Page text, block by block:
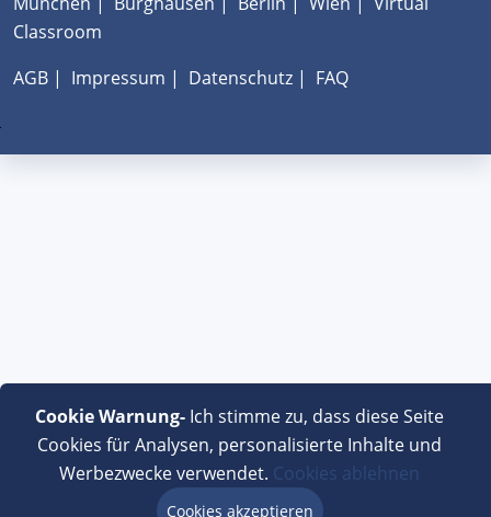
Classroom
AGB | Impressum | Datenschutz | FAQ
Cookie Warnung- Ich stimme zu, dass diese Seite
Cookies für Analysen, personalisierte Inhalte und
Werbezwecke verwendet. Cookies ablehnen
Cookies akzeptieren